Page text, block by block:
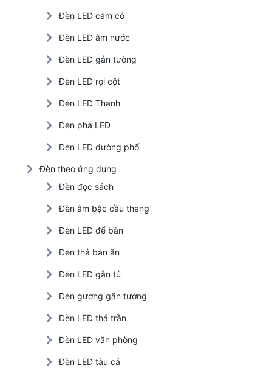
Đèn LED cắm cỏ
Đèn LED âm nước
Đèn LED gắn tường
Đèn LED rọi cột
Đèn LED Thanh
Đèn pha LED
Đèn LED đường phố
Đèn theo ứng dụng
Đèn đọc sách
Đèn âm bậc cầu thang
Đèn LED để bàn
Đèn thả bàn ăn
Đèn LED gắn tủ
Đèn gương gắn tường
Đèn LED thả trần
Đèn LED văn phòng
Đèn LED tàu cá